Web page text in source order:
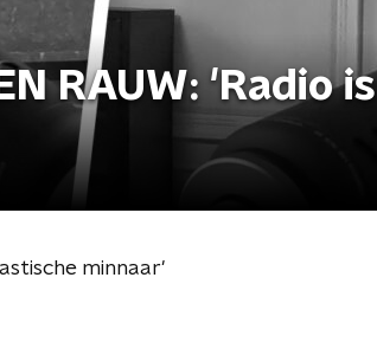
RAUW: 'Radio is
minnaar'